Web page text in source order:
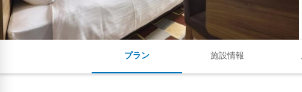
プラン 施設情報